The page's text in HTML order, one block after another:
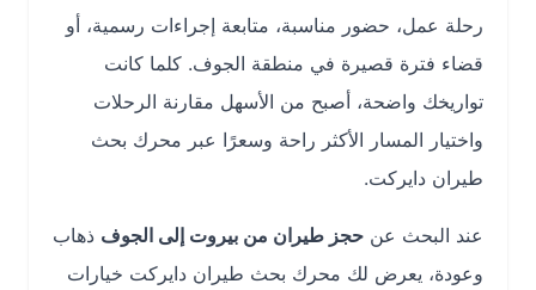
رحلة عمل، حضور مناسبة، متابعة إجراءات رسمية، أو
قضاء فترة قصيرة في منطقة الجوف. كلما كانت
تواريخك واضحة، أصبح من الأسهل مقارنة الرحلات
واختيار المسار الأكثر راحة وسعرًا عبر محرك بحث
طيران دايركت.
عند البحث عنحجز طيران من بيروت إلى الجوفذهاب
وعودة، يعرض لك محرك بحث طيران دايركت خيارات